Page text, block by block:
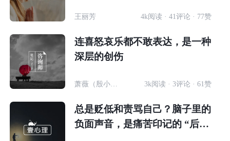
王丽芳 4k阅读 · 41评论 · 77赞
连喜怒哀乐都不敢表达，是一种
深层的创伤
萧薇（殷小溦） 3k阅读 · 3评论 · 61赞
总是贬低和责骂自己？脑子里的
负面声音，是痛苦印记的 “后遗